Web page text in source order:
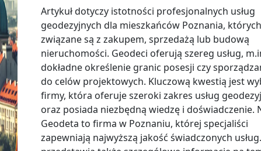
Artykuł dotyczy istotności profesjonalnych usług
geodezyjnych dla mieszkańców Poznania,
związane są z zakupem, sprzedażą lub budową
nieruchomości. Geodeci oferują szereg usług,
dokładne określenie granic posesji czy
do celów projektowych. Kluczową kwestią jest
firmy, która oferuje szeroki zakres usług
oraz posiada niezbędną wiedzę i doświadczenie.
Geodeta to firma w Poznaniu, której specjaliści
zapewniają najwyższą jakość świadczonych